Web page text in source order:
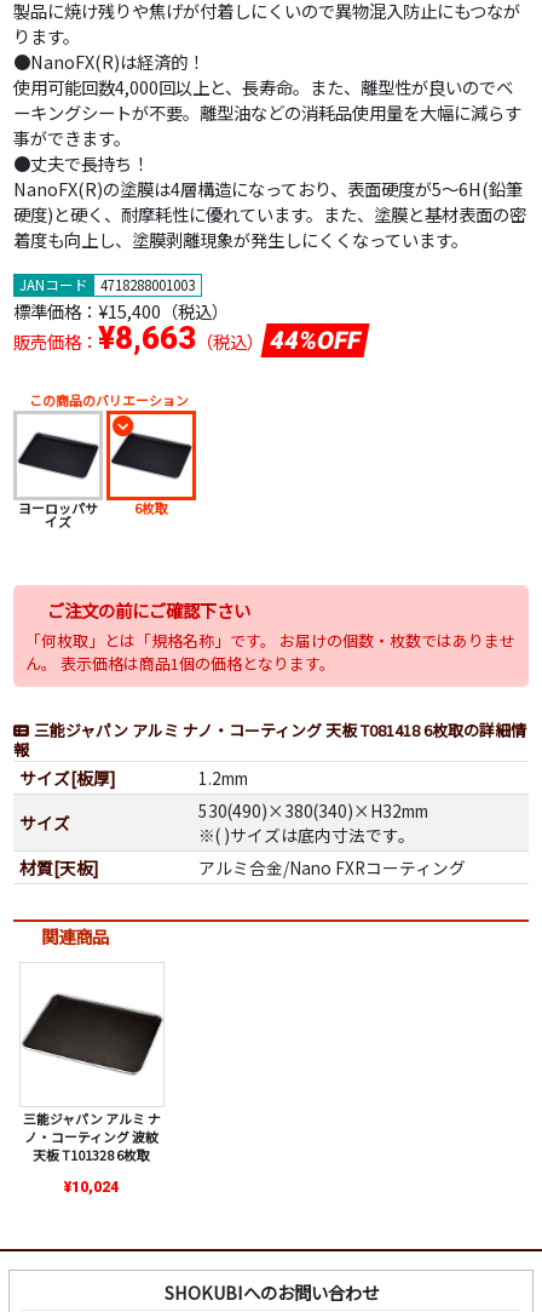
製品に焼け残りや焦げが付着しにくいので異物混入防止にもつなが
ります。
●NanoFX(R)は経済的！
使用可能回数4,000回以上と、長寿命。また、離型性が良いのでベ
ーキングシートが不要。離型油などの消耗品使用量を大幅に減らす
事ができます。
●丈夫で長持ち！
NanoFX(R)の塗膜は4層構造になっており、表面硬度が5～6H(鉛筆
硬度)と硬く、耐摩耗性に優れています。また、塗膜と基材表面の密
着度も向上し、塗膜剥離現象が発生しにくくなっています。
JANコード 4718288001003
標準価格： ¥15,400（税込）
販売価格： ¥8,663（税込） 44%OFF
この商品のバリエーション
ヨーロッパサ
イズ
6枚取
ご注文の前にご確認下さい
「何枚取」とは「規格名称」です。 お届けの個数・枚数ではありませ
ん。 表示価格は商品1個の価格となります。
三能ジャパン アルミ ナノ・コーティング 天板 T081418 6枚取の詳細情
報
サイズ[板厚]
1.2mm
サイズ
530(490)×380(340)×H32mm
※( )サイズは底内寸法です。
材質[天板]
アルミ合金/Nano FXRコーティング
関連商品
三能ジャパン アルミ ナ
ノ・コーティング 波紋
天板 T101328 6枚取
¥10,024
SHOKUBIへのお問い合わせ